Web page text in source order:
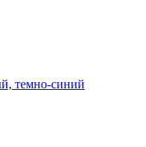
темно-синий